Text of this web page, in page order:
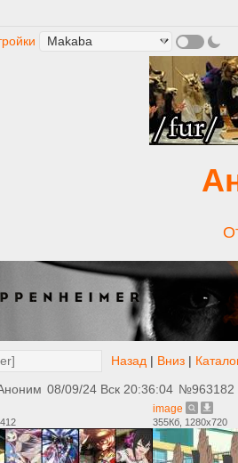
Назад | Вниз |
08/09/24 Вск 20:36:04 №963182
image
355Кб, 1280x720